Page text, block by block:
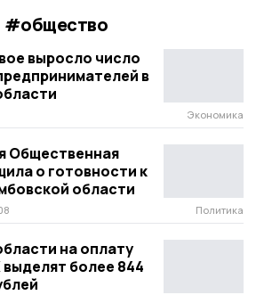
#общество
выросло число
в
Экономика
Общественная
о готовности к
области
Политика
на оплату
более 844